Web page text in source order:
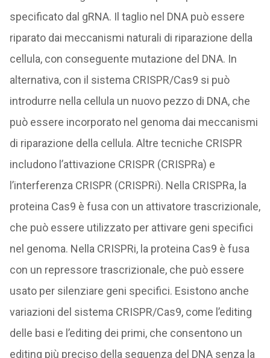
specificato dal gRNA. Il taglio nel DNA può essere
riparato dai meccanismi naturali di riparazione della
cellula, con conseguente mutazione del DNA. In
alternativa, con il sistema CRISPR/Cas9 si può
introdurre nella cellula un nuovo pezzo di DNA, che
può essere incorporato nel genoma dai meccanismi
di riparazione della cellula. Altre tecniche CRISPR
includono l’attivazione CRISPR (CRISPRa) e
l’interferenza CRISPR (CRISPRi). Nella CRISPRa, la
proteina Cas9 è fusa con un attivatore trascrizionale,
che può essere utilizzato per attivare geni specifici
nel genoma. Nella CRISPRi, la proteina Cas9 è fusa
con un repressore trascrizionale, che può essere
usato per silenziare geni specifici. Esistono anche
variazioni del sistema CRISPR/Cas9, come l’editing
delle basi e l’editing dei primi, che consentono un
editing più preciso della sequenza del DNA senza la